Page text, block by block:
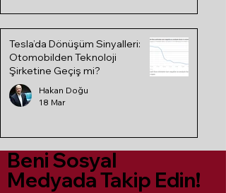
Tesla’da Dönüşüm Sinyalleri:
Otomobilden Teknoloji
Şirketine Geçiş mi?
Hakan Doğu
18 Mar
Beni Sosyal
Medyada Takip Edin!